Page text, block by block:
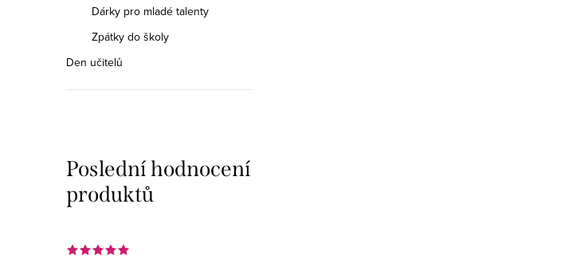
Dárky pro mladé talenty
Zpátky do školy
Den učitelů
Poslední hodnocení
produktů